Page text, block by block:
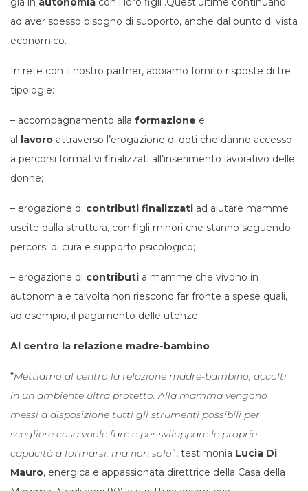
ad aver spesso bisogno di supporto, anche dal punto di vista
economico.
In rete con il nostro partner, abbiamo fornito risposte di tre
tipologie:
– accompagnamento alla formazione e
al lavoro attraverso l’erogazione di doti che danno accesso
a percorsi formativi finalizzati all’inserimento lavorativo delle
donne;
– erogazione di contributi finalizzati ad aiutare mamme
uscite dalla struttura, con figli minori che stanno seguendo
percorsi di cura e supporto psicologico;
– erogazione di contributi a mamme che vivono in
autonomia e talvolta non riescono far fronte a spese quali,
ad esempio, il pagamento delle utenze.
Al centro la relazione madre-bambino
“Mettiamo al centro la relazione madre-bambino, accolti
in un ambiente ultra protetto. Alla mamma vengono
messi a disposizione tutti gli strumenti possibili per
scegliere cosa vuole fare e per sviluppare le proprie
capacità a formarsi, ma non solo”, testimonia Lucia Di
Mauro, energica e appassionata direttrice della Casa della